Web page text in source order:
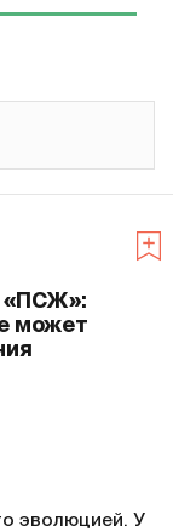
«ПСЖ»:
может
эволюцией. У